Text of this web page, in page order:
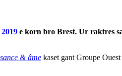
e korn bro Brest. Ur raktres
& âme kaset gant Groupe